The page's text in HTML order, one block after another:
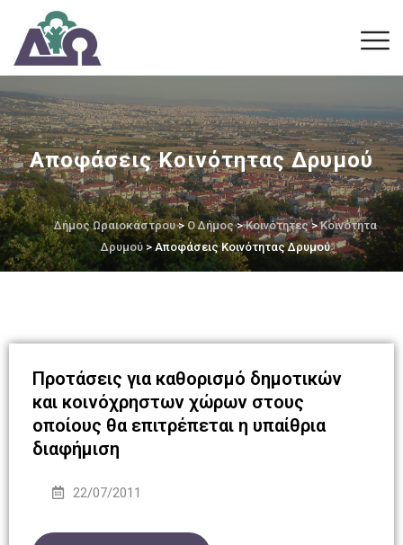
Αποφάσεις Κοινότητας Δρυμού
Δήμος Ωραιοκάστρου>Ο Δήμος>Κοινότητες>Κοινότητα
Δρυμού> Αποφάσεις Κοινότητας Δρυμού
Προτάσεις για καθορισμό δημοτικών
και κοινόχρηστων χώρων στους
οποίους θα επιτρέπεται η υπαίθρια
διαφήμιση
22/07/2011